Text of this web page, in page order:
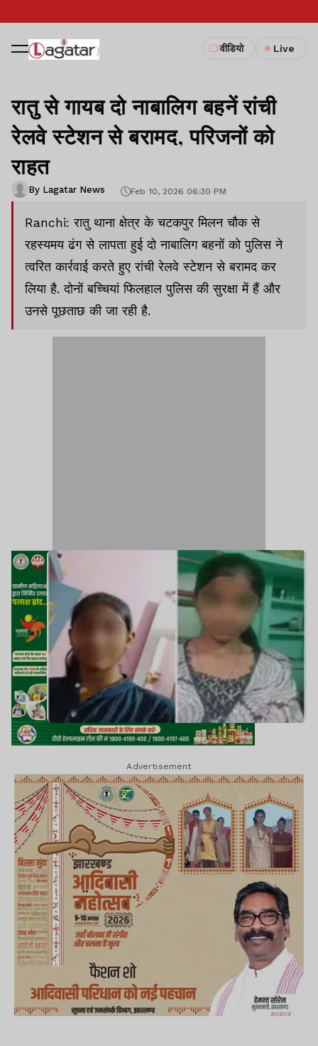
वीडियो Live
रातु से गायब दो नाबालिग बहनें रांची
रेलवे स्टेशन से बरामद, परिजनों को
राहत
By Lagatar News Feb 10, 2026 06:30 PM
Ranchi: रातु थाना क्षेत्र के चटकपुर मिलन चौक से
रहस्यमय ढंग से लापता हुई दो नाबालिग बहनों को पुलिस ने
त्वरित कार्रवाई करते हुए रांची रेलवे स्टेशन से बरामद कर
लिया है. दोनों बच्चियां फिलहाल पुलिस की सुरक्षा में हैं और
उनसे पूछताछ की जा रही है.
Advertisement